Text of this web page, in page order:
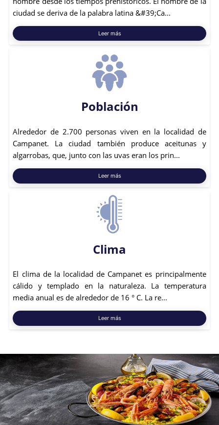
ciudad se deriva de la palabra latina &#39;Ca...
Leer más
Población
Alrededor de 2.700 personas viven en la localidad de
Campanet. La ciudad también produce aceitunas y
algarrobas, que, junto con las uvas eran los prin...
Leer más
Clima
El clima de la localidad de Campanet es principalmente
cálido y templado en la naturaleza. La temperatura
media anual es de alrededor de 16 ° C. La re...
Leer más